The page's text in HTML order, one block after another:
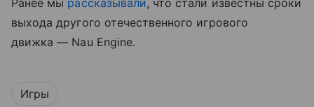
Ранее мы рассказывали, что стали известны сроки
выхода другого отечественного игрового
движка — Nau Engine.
Игры